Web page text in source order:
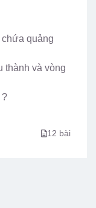
chứa quảng
thành và vòng
?
12 bài